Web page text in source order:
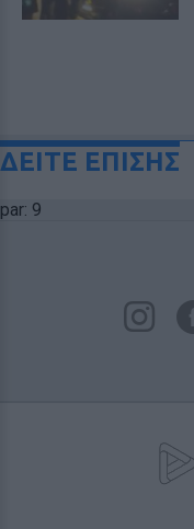
ΔΕΙΤΕ ΕΠΙΣΗΣ
par: 9